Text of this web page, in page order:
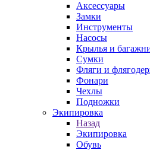
Аксессуары
Замки
Инструменты
Насосы
Крылья и
Сумки
Фляги и
Фонари
Чехлы
Подножки
Экипировка
Назад
Экипировка
Обувь